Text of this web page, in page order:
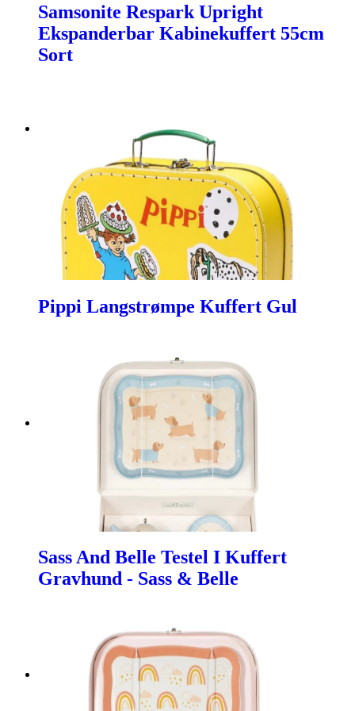
Samsonite Respark Upright
Ekspanderbar Kabinekuffert 55cm
Sort
Pippi Langstrømpe Kuffert Gul
Sass And Belle Testel I Kuffert
Gravhund - Sass & Belle